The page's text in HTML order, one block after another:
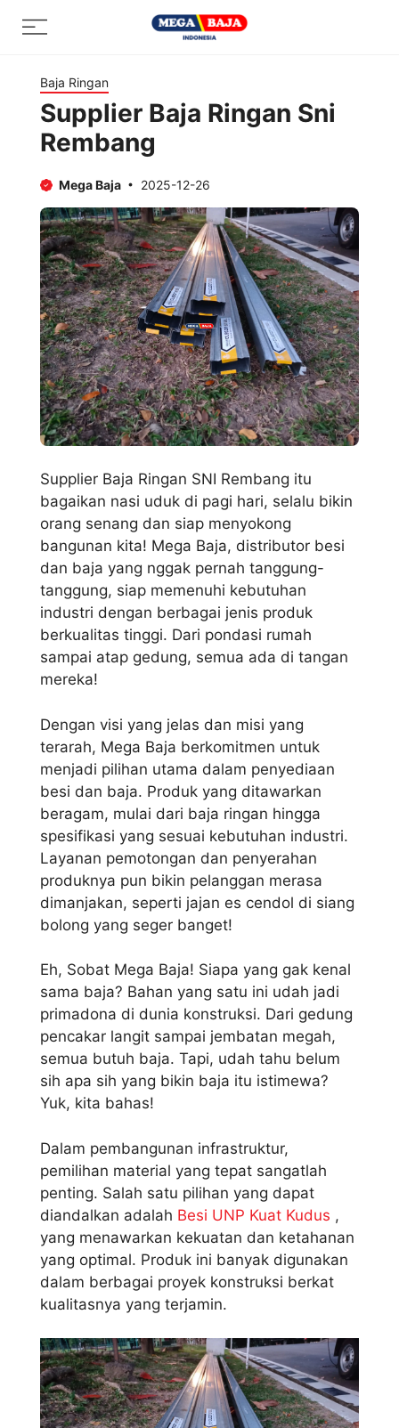
Menu
Baja Ringan
Supplier Baja Ringan Sni
Rembang
Mega Baja 2025-12-26
Supplier Baja Ringan SNI Rembang itu
bagaikan nasi uduk di pagi hari, selalu bikin
orang senang dan siap menyokong
bangunan kita! Mega Baja, distributor besi
dan baja yang nggak pernah tanggung-
tanggung, siap memenuhi kebutuhan
industri dengan berbagai jenis produk
berkualitas tinggi. Dari pondasi rumah
sampai atap gedung, semua ada di tangan
mereka!
Dengan visi yang jelas dan misi yang
terarah, Mega Baja berkomitmen untuk
menjadi pilihan utama dalam penyediaan
besi dan baja. Produk yang ditawarkan
beragam, mulai dari baja ringan hingga
spesifikasi yang sesuai kebutuhan industri.
Layanan pemotongan dan penyerahan
produknya pun bikin pelanggan merasa
dimanjakan, seperti jajan es cendol di siang
bolong yang seger banget!
Eh, Sobat Mega Baja! Siapa yang gak kenal
sama baja? Bahan yang satu ini udah jadi
primadona di dunia konstruksi. Dari gedung
pencakar langit sampai jembatan megah,
semua butuh baja. Tapi, udah tahu belum
sih apa sih yang bikin baja itu istimewa?
Yuk, kita bahas!
Dalam pembangunan infrastruktur,
pemilihan material yang tepat sangatlah
penting. Salah satu pilihan yang dapat
diandalkan adalah Besi UNP Kuat Kudus ,
yang menawarkan kekuatan dan ketahanan
yang optimal. Produk ini banyak digunakan
dalam berbagai proyek konstruksi berkat
kualitasnya yang terjamin.